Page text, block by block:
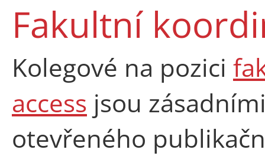
Fakultní
Kolegové na pozici
access jsou
otevřeného